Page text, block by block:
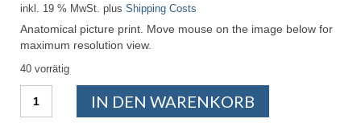
inkl. 19 % MwSt. plus Shipping Costs
Anatomical picture print. Move mouse on the image below for
maximum resolution view.
40 vorrätig
Pferdehuf
IN DEN WARENKORB